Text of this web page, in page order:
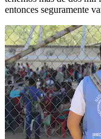
entonces seguramente